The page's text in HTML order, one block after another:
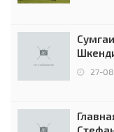
0:227-